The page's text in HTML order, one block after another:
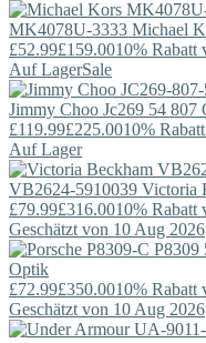
MK4078U-3333 Michael
£52.99£159.0010% Rabatt
Auf LagerSale
Jimmy Choo Jc269 54 807
£119.99£225.0010%
Auf Lager
VB2624-5910039 Victoria
£79.99£316.0010% Rabatt
Geschätzt von 10 Aug 2026
Optik
£72.99£350.0010% Rabatt
Geschätzt von 10 Aug 2026